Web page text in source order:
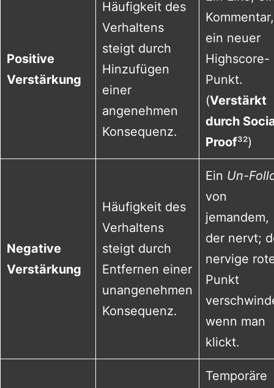
Positive
Verstärkung
Häufigkeit des
Verhaltens
steigt durch
Hinzufügen
einer
angenehmen
Konsequenz.
Kommentar,
ein neuer
Highscore-
Punkt.
(Verstärkt
durch
Proof³²)
Negative
Verstärkung
Häufigkeit des
Verhaltens
steigt durch
Entfernen einer
unangenehmen
Konsequenz.
Ein Un-
von
jemandem,
der nervt;
nervige
Punkt
wenn man
klickt.
Temporäre